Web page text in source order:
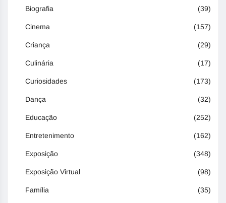
Biografia (39)
Cinema (157)
Criança (29)
Culinária (17)
Curiosidades (173)
Dança (32)
Educação (252)
Entretenimento (162)
Exposição (348)
Exposição Virtual (98)
Família (35)